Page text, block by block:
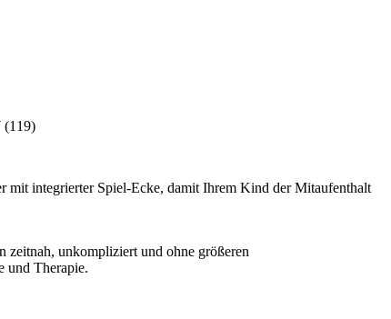
mit integrierter Spiel-Ecke, damit Ihrem Kind der Mitaufenthalt
unkompliziert und ohne größeren
und Therapie.